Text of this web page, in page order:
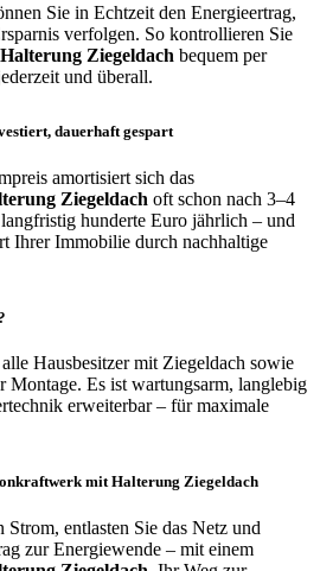
Sie in Echtzeit den Energieertrag,
verfolgen. So kontrollieren Sie
Ziegeldach bequem per
und überall.
dauerhaft gespart
amortisiert sich das
Ziegeldach oft schon nach 3–4
hunderte Euro jährlich – und
Ihrer Immobilie durch nachhaltige
Hausbesitzer mit Ziegeldach sowie
Es ist wartungsarm, langlebig
erweiterbar – für maximale
mit Halterung Ziegeldach
Strom, entlasten Sie das Netz und
zur Energiewende – mit einem